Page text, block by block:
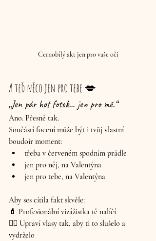
Černobílý akt jen pro vaše oči
A teď něco jen pro tebe 💋
„Jen pár hot fotek… jen pro mě.“
Ano. Přesně tak.
Součástí focení může být i tvůj vlastní
boudoir moment:
třeba v červeném spodním prádle
jen pro něj, na Valentýna
jen pro tebe, na Valentýna
Aby ses cítila fakt skvěle:
💄 Profesionální vizážistka tě nalíčí
💇‍♀️ Upraví vlasy tak, aby ti to slušelo a
vydrželo